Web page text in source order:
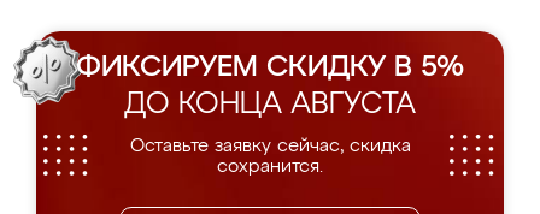
ФИКСИРУЕМ СКИДКУ В 5%
ДО КОНЦА АВГУСТА
Оставьте заявку сейчас, скидка
сохранится.